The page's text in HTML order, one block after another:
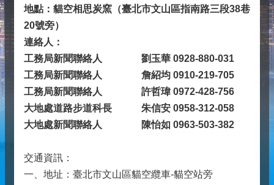
地點：貓空相思炭窯（臺北市文山區指南路三段38巷
20號旁）
連絡人：
工務局新聞聯絡人 劉玉華 0928-880-031
工務局新聞聯絡人 詹紹均 0910-219-705
工務局新聞聯絡人 許哲瑋 0972-428-756
大地處道路步道科長 朱信安 0958-312-058
大地處新聞聯絡人
陳怡如 0963-503-382
交通資訊：
一、地址：臺北市文山區貓空纜車-貓空站旁